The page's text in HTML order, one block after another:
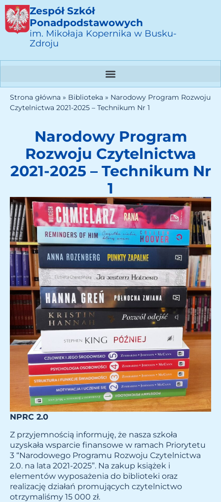
Zespół Szkół
Ponadpodstawowych
im. Mikołaja Kopernika w Busku-
Zdroju
Strona główna » Biblioteka » Narodowy Program Rozwoju
Czytelnictwa 2021-2025 – Technikum Nr 1
Narodowy Program
Rozwoju Czytelnictwa
2021-2025 – Technikum Nr
1
NPRC 2.0
Z przyjemnością informuję, że nasza szkoła
uzyskała wsparcie finansowe w ramach Priorytetu
3 “Narodowego Programu Rozwoju Czytelnictwa
2.0. na lata 2021-2025”. Na zakup książek i
elementów wyposażenia do biblioteki oraz
realizację działań promujących czytelnictwo
otrzymaliśmy 15 000 zł.